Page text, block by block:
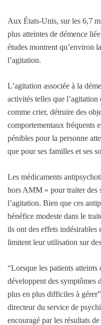
Aux États-Unis, sur les 6,7
plus atteintes de démence
études montrent qu’environ
l’agitation.
L’agitation associée à la
activités telles que
comme crier, détruire des
comportementaux fréquents
pénibles pour la personne
que pour ses familles et ses
Les médicaments
hors AMM » pour traiter des
l’agitation. Bien que ces
bénéfice modeste dans le
ils ont des effets indésirables
limitent leur utilisation sur
“Lorsque les patients
développent des symptômes
plus en plus difficiles à
directeur du service de
encouragé par les résultats